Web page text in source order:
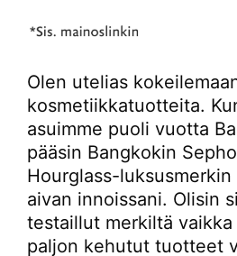
Olen utelias
kosmetiikkatuotteita.
asuimme puoli vuotta
pääsin Bangkokin
Hourglass-
aivan innoissani. Olisin
testaillut merkiltä vaikka
paljon kehutut tuotteet